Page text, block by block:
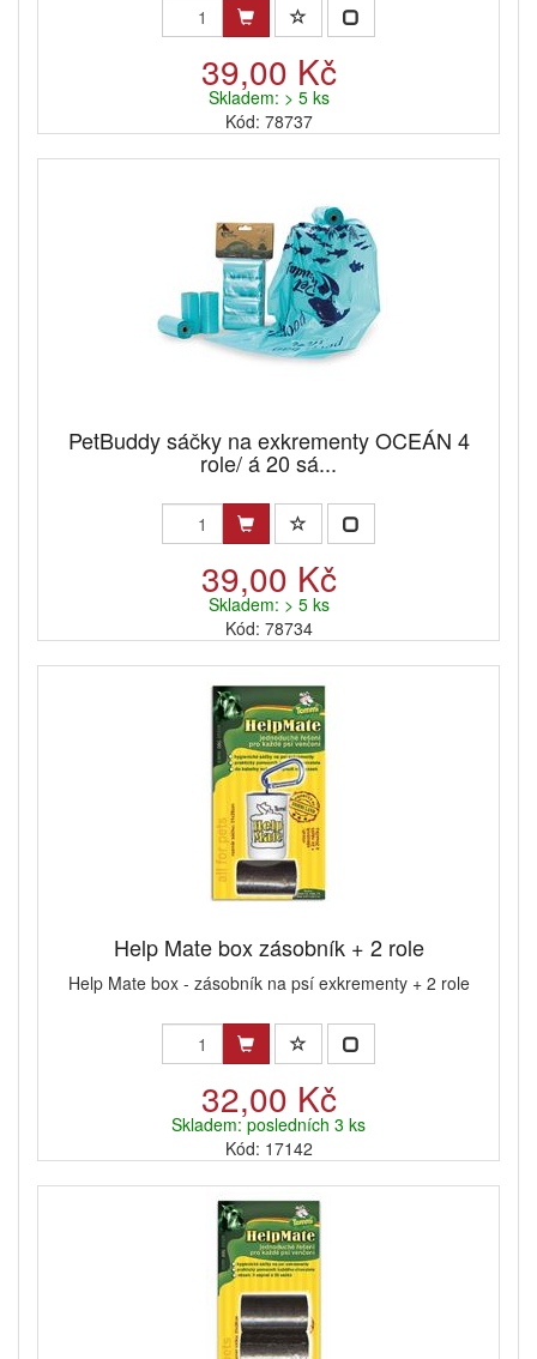
39,00 Kč
Skladem: > 5 ks
Kód: 78737
PetBuddy sáčky na exkrementy OCEÁN 4
role/ á 20 sá...
39,00 Kč
Skladem: > 5 ks
Kód: 78734
Help Mate box zásobník + 2 role
Help Mate box - zásobník na psí exkrementy + 2 role
32,00 Kč
Skladem: posledních 3 ks
Kód: 17142